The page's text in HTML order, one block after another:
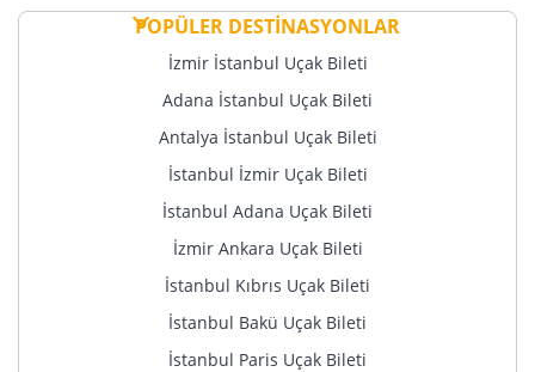
POPÜLER DESTİNASYONLAR
İzmir İstanbul Uçak Bileti
Adana İstanbul Uçak Bileti
Antalya İstanbul Uçak Bileti
İstanbul İzmir Uçak Bileti
İstanbul Adana Uçak Bileti
İzmir Ankara Uçak Bileti
İstanbul Kıbrıs Uçak Bileti
İstanbul Bakü Uçak Bileti
İstanbul Paris Uçak Bileti